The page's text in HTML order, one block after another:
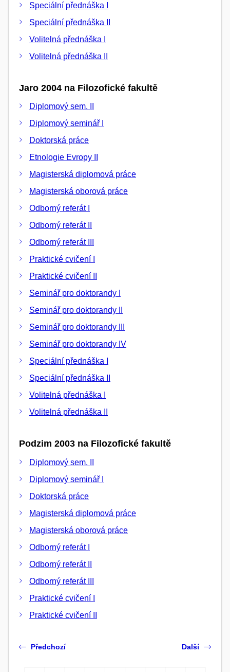
Speciální přednáška I
Speciální přednáška II
Volitelná přednáška I
Volitelná přednáška II
Jaro 2004 na Filozofické fakultě
Diplomový sem. II
Diplomový seminář I
Doktorská práce
Etnologie Evropy II
Magisterská diplomová práce
Magisterská oborová práce
Odborný referát I
Odborný referát II
Odborný referát III
Praktické cvičení I
Praktické cvičení II
Seminář pro doktorandy I
Seminář pro doktorandy II
Seminář pro doktorandy III
Seminář pro doktorandy IV
Speciální přednáška I
Speciální přednáška II
Volitelná přednáška I
Volitelná přednáška II
Podzim 2003 na Filozofické fakultě
Diplomový sem. II
Diplomový seminář I
Doktorská práce
Magisterská diplomová práce
Magisterská oborová práce
Odborný referát I
Odborný referát II
Odborný referát III
Praktické cvičení I
Praktické cvičení II
Předchozí Další